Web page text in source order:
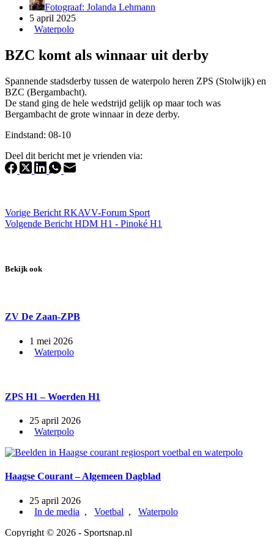
Fotograaf: Jolanda Lehmann
5 april 2025
Waterpolo
BZC komt als winnaar uit derby
Spannende stadsderby tussen de waterpolo heren ZPS (Stolwijk) en
BZC (Bergambacht).
De stand ging de hele wedstrijd gelijk op maar toch was
Bergambacht de grote winnaar in deze derby.
Eindstand: 08-10
Deel dit bericht met je vrienden via:
Vorige Bericht RKAVV-Forum Sport
Volgende Bericht HDM H1 - Pinoké H1
Bekijk ook
ZV De Zaan-ZPB
1 mei 2026
Waterpolo
ZPS H1 – Woerden H1
25 april 2026
Waterpolo
Haagse Courant – Algemeen Dagblad
25 april 2026
In de media , Voetbal ,
Waterpolo
Copyright © 2026 - Sportsnap.nl